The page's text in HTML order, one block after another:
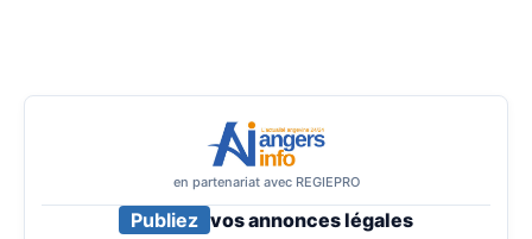
en partenariat avec REGIEPRO
Publiez vos annonces légales